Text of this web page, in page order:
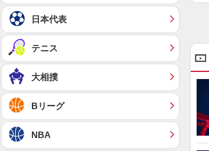
日本代表
テニス
大相撲
Bリーグ
NBA